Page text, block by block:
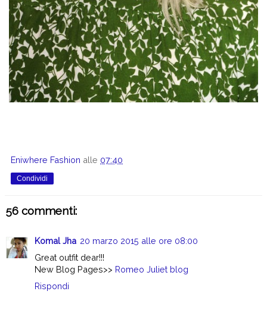
Eniwhere Fashion alle 07:40
Condividi
56 commenti:
Komal Jha 20 marzo 2015 alle ore 08:00
Great outfit dear!!!
New Blog Pages>> Romeo Juliet blog
Rispondi